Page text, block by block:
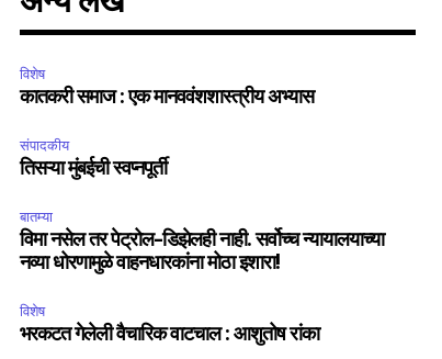
Privacy Policy
75
Followers
विशेष
कातकरी समाज : एक मानववंशशास्त्रीय अभ्यास
संपादकीय
तिसऱ्या मुंबईची स्वप्नपूर्ती
बातम्या
विमा नसेल तर पेट्रोल-डिझेलही नाही. सर्वोच्च न्यायालयाच्या
नव्या धोरणामुळे वाहनधारकांना मोठा इशारा!
विशेष
भरकटत गेलेली वैचारिक वाटचाल : आशुतोष रांका